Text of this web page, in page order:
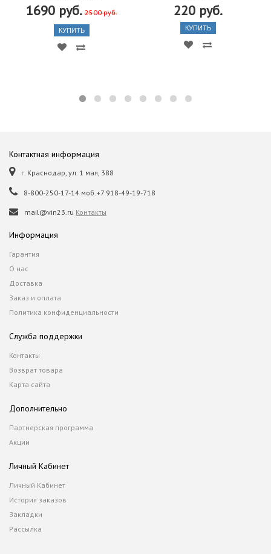
1690 руб. 2500 руб.
КУПИТЬ
220 руб.
КУПИТЬ
Контактная информация
г. Краснодар, ул. 1 мая, 388
8-800-250-17-14 моб.+7 918-49-19-718
mail@vin23.ru Контакты
Информация
Гарантия
О нас
Доставка
Заказ и оплата
Политика конфиденциальности
Служба поддержки
Контакты
Возврат товара
Карта сайта
Дополнительно
Партнерская программа
Акции
Личный Кабинет
Личный Кабинет
История заказов
Закладки
Рассылка